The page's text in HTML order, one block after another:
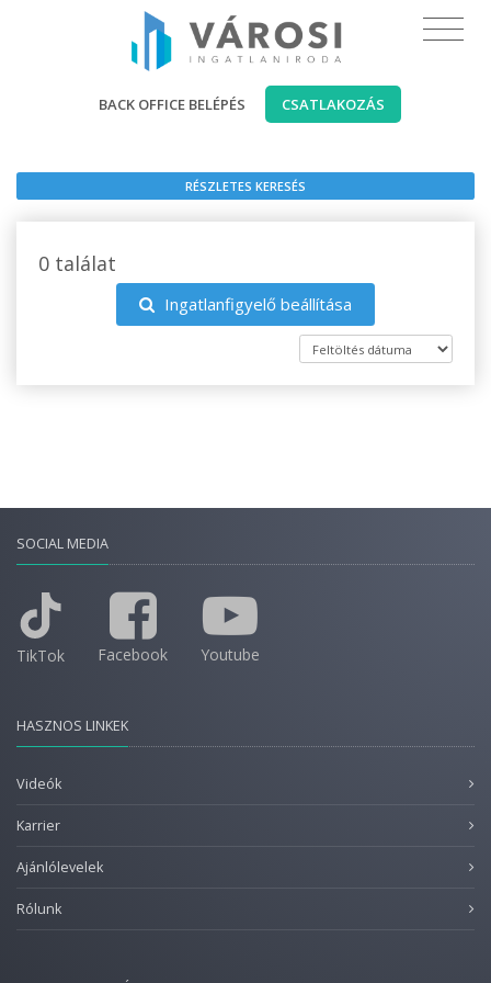
BACK OFFICE BELÉPÉS CSATLAKOZÁS
RÉSZLETES KERESÉS
0 találat
Ingatlanfigyelő beállítása
SOCIAL MEDIA
TikTok Facebook Youtube
HASZNOS LINKEK
Videók
Karrier
Ajánlólevelek
Rólunk